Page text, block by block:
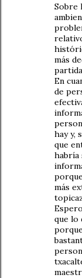
Sobre
más
En
de
hay y,
que
habría
más
que lo